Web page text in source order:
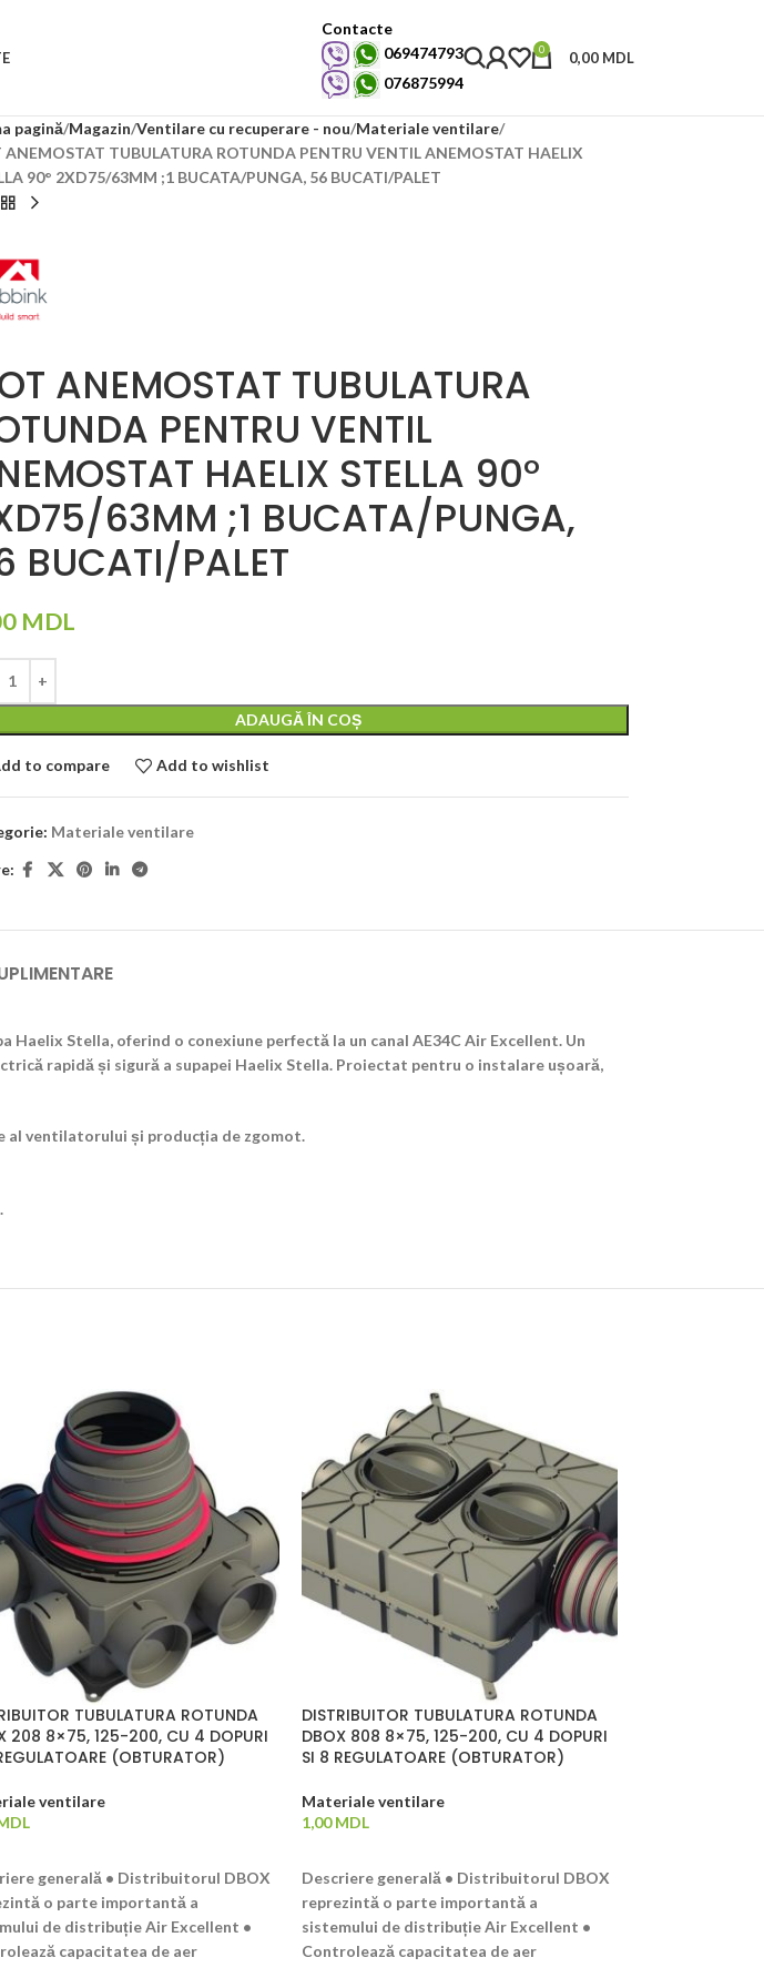
Contacte
069474793
076875994
0 0,00 MDL
pagină Magazin Ventilare cu recuperare - nou Materiale ventilare
ANEMOSTAT TUBULATURA ROTUNDA PENTRU VENTIL ANEMOSTAT HAELIX
90° 2XD75/63MM ;1 BUCATA/PUNGA, 56 BUCATI/PALET
ANEMOSTAT TUBULATURA
PENTRU VENTIL
HAELIX STELLA 90°
63MM ;1 BUCATA/PUNGA,
BUCATI/PALET
MDL
ADAUGĂ ÎN COȘ
to compare Add to wishlist
Materiale ventilare
Stella, oferind o conexiune perfectă la un canal AE34C Air Excellent. Un
rapidă și sigură a supapei Haelix Stella. Proiectat pentru o instalare ușoară,
al ventilatorului și producția de zgomot.
TUBULATURA ROTUNDA
208 8×75, 125-200, CU 4 DOPURI
(OBTURATOR)
ventilare
generală • Distribuitorul DBOX
o parte importantă a
de distribuție Air Excellent •
capacitatea de aer
DISTRIBUITOR TUBULATURA ROTUNDA
DBOX 808 8×75, 125-200, CU 4 DOPURI
SI 8 REGULATOARE (OBTURATOR)
Materiale ventilare
1,00MDL
Descriere generală • Distribuitorul DBOX
reprezintă o parte importantă a
sistemului de distribuție Air Excellent •
Controlează capacitatea de aer